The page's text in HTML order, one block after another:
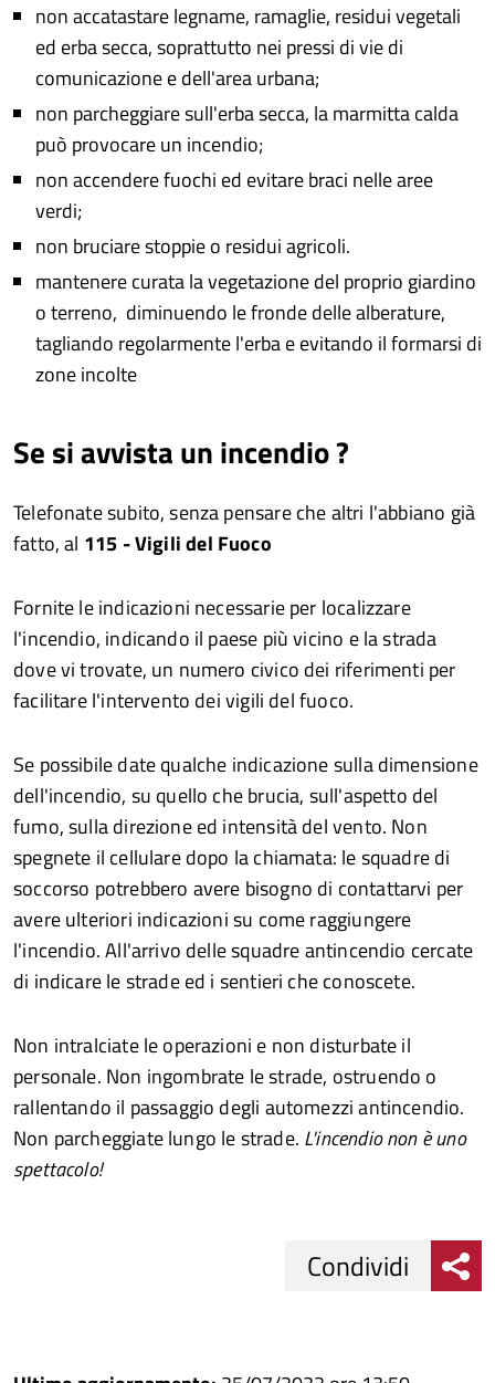
non accatastare legname, ramaglie, residui vegetali
ed erba secca, soprattutto nei pressi di vie di
comunicazione e dell'area urbana;
non parcheggiare sull'erba secca, la marmitta calda
può provocare un incendio;
non accendere fuochi ed evitare braci nelle aree
verdi;
non bruciare stoppie o residui agricoli.
mantenere curata la vegetazione del proprio giardino
o terreno, diminuendo le fronde delle alberature,
tagliando regolarmente l'erba e evitando il formarsi di
zone incolte
Se si avvista un incendio ?
Telefonate subito, senza pensare che altri l'abbiano già
fatto, al 115 - Vigili del Fuoco
Fornite le indicazioni necessarie per localizzare
l'incendio, indicando il paese più vicino e la strada
dove vi trovate, un numero civico dei riferimenti per
facilitare l'intervento dei vigili del fuoco.
Se possibile date qualche indicazione sulla dimensione
dell'incendio, su quello che brucia, sull'aspetto del
fumo, sulla direzione ed intensità del vento. Non
spegnete il cellulare dopo la chiamata: le squadre di
soccorso potrebbero avere bisogno di contattarvi per
avere ulteriori indicazioni su come raggiungere
l'incendio. All'arrivo delle squadre antincendio cercate
di indicare le strade ed i sentieri che conoscete.
Non intralciate le operazioni e non disturbate il
personale. Non ingombrate le strade, ostruendo o
rallentando il passaggio degli automezzi antincendio.
Non parcheggiate lungo le strade. L'incendio nonèuno
spettacolo!
Condividi